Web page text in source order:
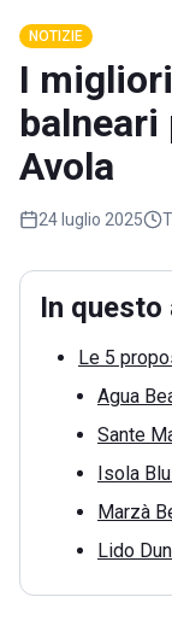
NOTIZIE
I
balneari
Avola
24 luglio 2025
In
Le 5
Agua
Sante
Isola
Marzà
Lido